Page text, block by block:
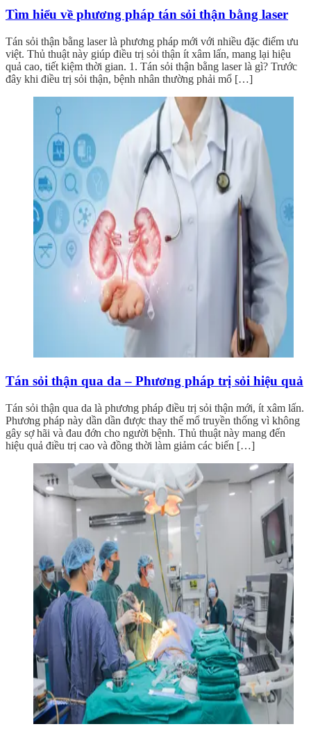
Tìm hiểu về phương pháp tán sỏi thận bằng laser
Tán sỏi thận bằng laser là phương pháp mới với nhiều đặc điểm ưu
việt. Thủ thuật này giúp điều trị sỏi thận ít xâm lấn, mang lại hiệu
quả cao, tiết kiệm thời gian. 1. Tán sỏi thận bằng laser là gì? Trước
đây khi điều trị sỏi thận, bệnh nhân thường phải mổ […]
Tán sỏi thận qua da – Phương pháp trị sỏi hiệu quả
Tán sỏi thận qua da là phương pháp điều trị sỏi thận mới, ít xâm lấn.
Phương pháp này dần dần được thay thế mổ truyền thống vì không
gây sợ hãi và đau đớn cho người bệnh. Thủ thuật này mang đến
hiệu quả điều trị cao và đồng thời làm giảm các biến […]